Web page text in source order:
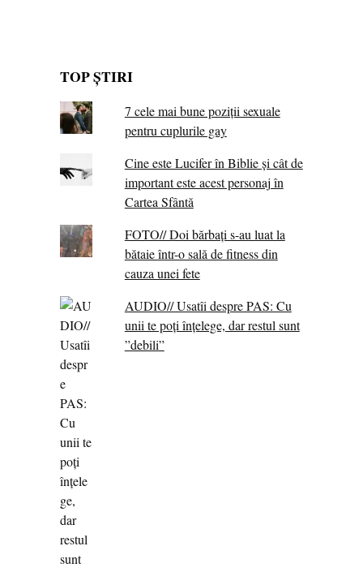
TOP ȘTIRI
7 cele mai bune poziții sexuale
pentru cuplurile gay
Cine este Lucifer în Biblie și cât de
important este acest personaj în
Cartea Sfântă
FOTO// Doi bărbați s-au luat la
bătaie într-o sală de fitness din
cauza unei fete
AUDIO// Usatîi despre PAS: Cu
unii te poți înțelege, dar restul sunt
”debili”